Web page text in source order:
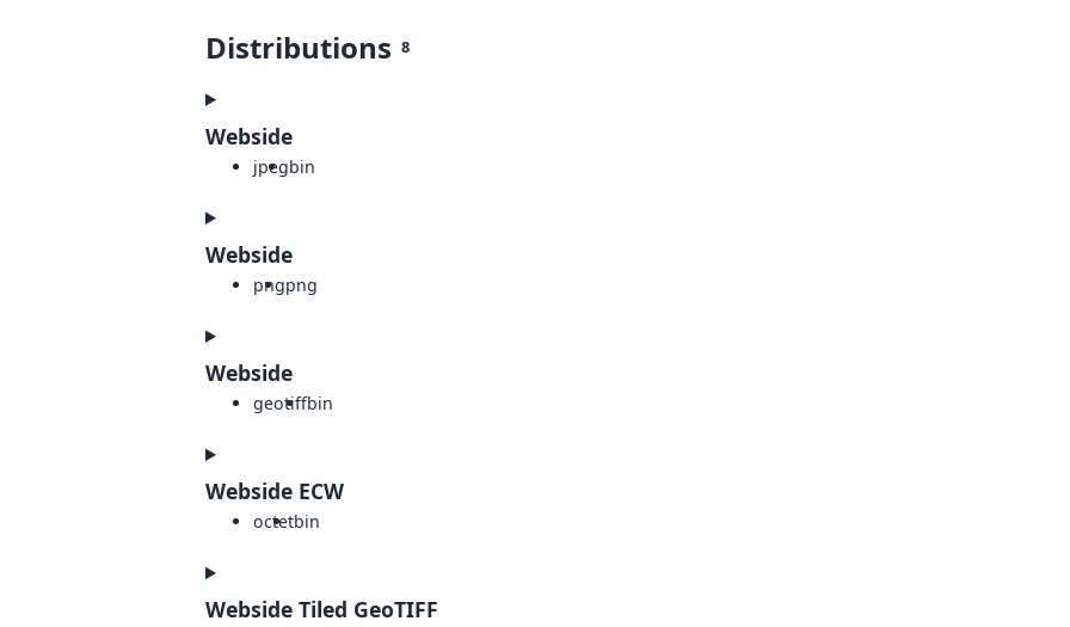
Distributions 8
Webside
jpegbin
Webside
pngpng
Webside
geotiffbin
Webside ECW
octetbin
Webside Tiled GeoTIFF